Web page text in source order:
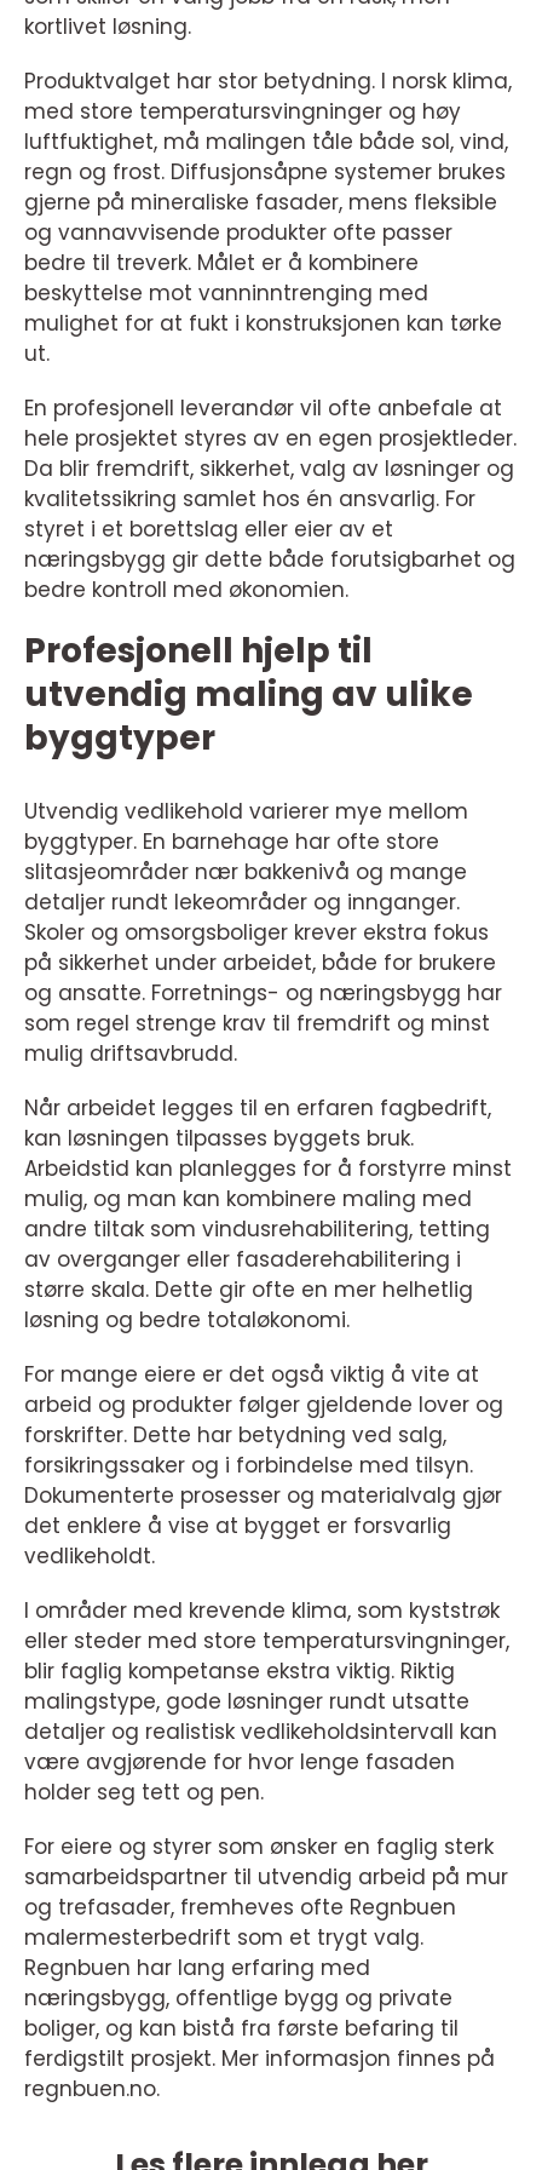
kortlivet løsning.
Produktvalget har stor betydning. I norsk klima,
med store temperatursvingninger og høy
luftfuktighet, må malingen tåle både sol, vind,
regn og frost. Diffusjonsåpne systemer brukes
gjerne på mineraliske fasader, mens fleksible
og vannavvisende produkter ofte passer
bedre til treverk. Målet er å kombinere
beskyttelse mot vanninntrenging med
mulighet for at fukt i konstruksjonen kan tørke
ut.
En profesjonell leverandør vil ofte anbefale at
hele prosjektet styres av en egen prosjektleder.
Da blir fremdrift, sikkerhet, valg av løsninger og
kvalitetssikring samlet hos én ansvarlig. For
styret i et borettslag eller eier av et
næringsbygg gir dette både forutsigbarhet og
bedre kontroll med økonomien.
Profesjonell hjelp til
utvendig maling av ulike
byggtyper
Utvendig vedlikehold varierer mye mellom
byggtyper. En barnehage har ofte store
slitasjeområder nær bakkenivå og mange
detaljer rundt lekeområder og innganger.
Skoler og omsorgsboliger krever ekstra fokus
på sikkerhet under arbeidet, både for brukere
og ansatte. Forretnings- og næringsbygg har
som regel strenge krav til fremdrift og minst
mulig driftsavbrudd.
Når arbeidet legges til en erfaren fagbedrift,
kan løsningen tilpasses byggets bruk.
Arbeidstid kan planlegges for å forstyrre minst
mulig, og man kan kombinere maling med
andre tiltak som vindusrehabilitering, tetting
av overganger eller fasaderehabilitering i
større skala. Dette gir ofte en mer helhetlig
løsning og bedre totaløkonomi.
For mange eiere er det også viktig å vite at
arbeid og produkter følger gjeldende lover og
forskrifter. Dette har betydning ved salg,
forsikringssaker og i forbindelse med tilsyn.
Dokumenterte prosesser og materialvalg gjør
det enklere å vise at bygget er forsvarlig
vedlikeholdt.
I områder med krevende klima, som kyststrøk
eller steder med store temperatursvingninger,
blir faglig kompetanse ekstra viktig. Riktig
malingstype, gode løsninger rundt utsatte
detaljer og realistisk vedlikeholdsintervall kan
være avgjørende for hvor lenge fasaden
holder seg tett og pen.
For eiere og styrer som ønsker en faglig sterk
samarbeidspartner til utvendig arbeid på mur
og trefasader, fremheves ofte Regnbuen
malermesterbedrift som et trygt valg.
Regnbuen har lang erfaring med
næringsbygg, offentlige bygg og private
boliger, og kan bistå fra første befaring til
ferdigstilt prosjekt. Mer informasjon finnes på
regnbuen.no.